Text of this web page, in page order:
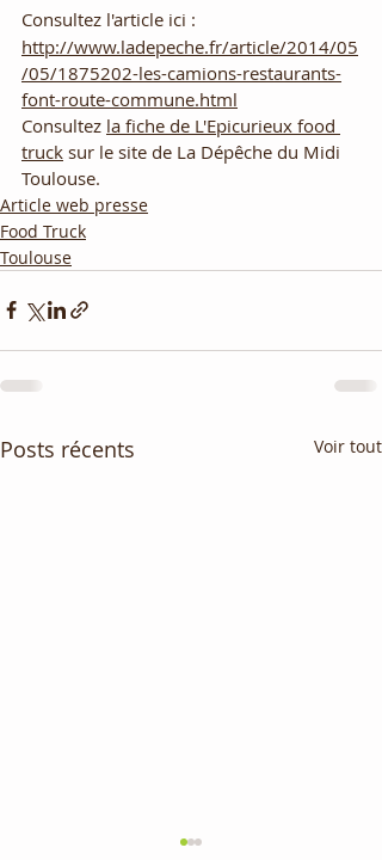
Consultez l'article ici :
http://www.ladepeche.fr/article/2014/05
/05/1875202-les-camions-restaurants-
font-route-commune.html
Consultez la fiche de L'Epicurieux food
truck sur le site de La Dépêche du Midi
Toulouse.
Article web presse
Food Truck
Toulouse
Posts récents Voir tout